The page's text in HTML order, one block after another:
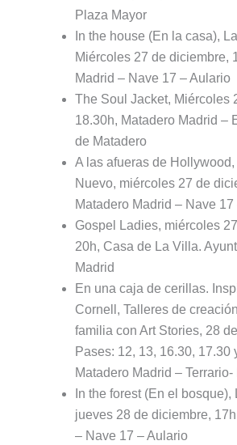
Plaza Mayor
In the house (En la casa),
Miércoles 27 de diciembre,
Madrid – Nave 17 – Aulario
The Soul Jacket, Miércoles
18.30h, Matadero Madrid –
de Matadero
A las afueras de
Nuevo, miércoles 27 de
Matadero Madrid – Nave
Gospel Ladies, miércoles
20h, Casa de La Villa.
Madrid
En una caja de cerillas.
Cornell, Talleres de
familia con Art Stories, 28
Pases: 12, 13, 16.30, 17.30
Matadero Madrid – Terrario-
In the forest (En el
jueves 28 de diciembre,
– Nave 17 – Aulario